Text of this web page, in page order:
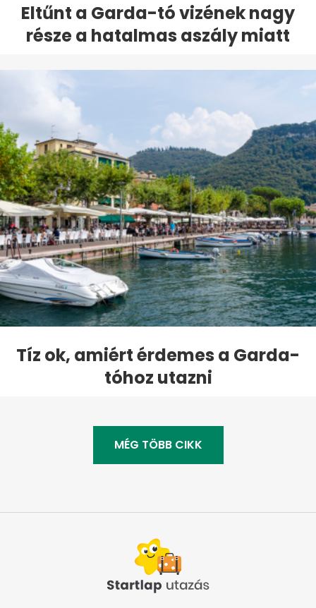
Eltűnt a Garda-tó vizének nagy
része a hatalmas aszály miatt
Tíz ok, amiért érdemes a Garda-
tóhoz utazni
MÉG TÖBB CIKK